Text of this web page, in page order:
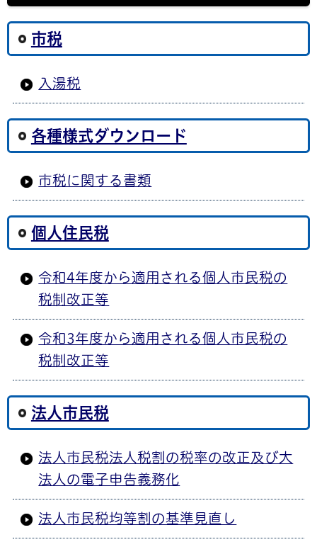
市税
入湯税
各種様式ダウンロード
市税に関する書類
個人住民税
令和4年度から適用される個人市民税の
税制改正等
令和3年度から適用される個人市民税の
税制改正等
法人市民税
法人市民税法人税割の税率の改正及び大
法人の電子申告義務化
法人市民税均等割の基準見直し